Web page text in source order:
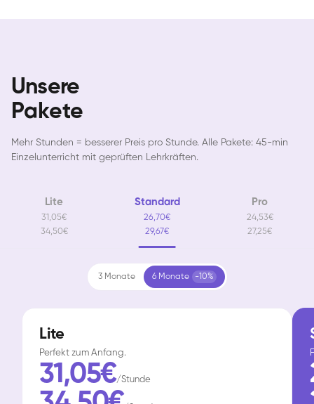
Unsere
Pakete
Mehr Stunden = besserer Preis pro Stunde. Alle Pakete: 45-min
Einzelunterricht mit geprüften Lehrkräften.
Lite
31,05€
34,50€
Standard
26,70€
29,67€
Pro
24,53€
27,25€
3 Monate 6 Monate -10%
Lite
Perfekt zum Anfang.
31,05€/Stunde